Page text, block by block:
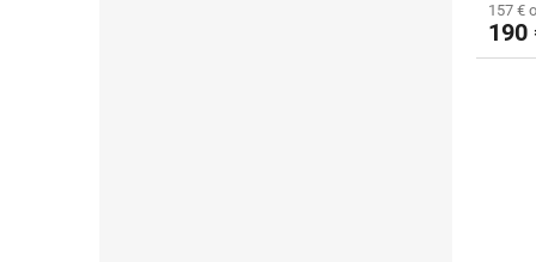
157 €
190